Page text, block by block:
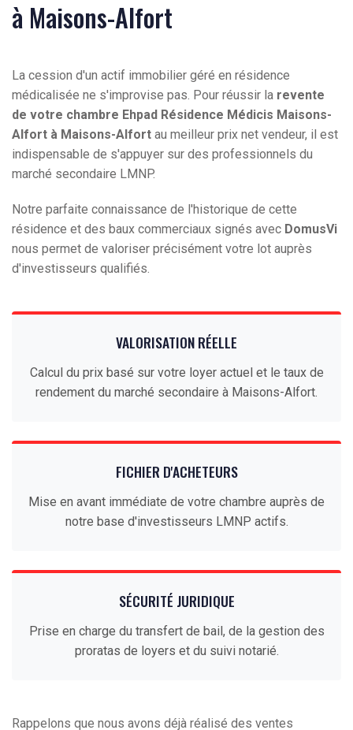
à Maisons-Alfort
La cession d'un actif immobilier géré en résidence
médicalisée ne s'improvise pas. Pour réussir la revente
de votre chambre Ehpad Résidence Médicis Maisons-
Alfort à Maisons-Alfort au meilleur prix net vendeur, il est
indispensable de s'appuyer sur des professionnels du
marché secondaire LMNP.
Notre parfaite connaissance de l'historique de cette
résidence et des baux commerciaux signés avec DomusVi
nous permet de valoriser précisément votre lot auprès
d'investisseurs qualifiés.
VALORISATION RÉELLE
Calcul du prix basé sur votre loyer actuel et le taux de
rendement du marché secondaire à Maisons-Alfort.
FICHIER D'ACHETEURS
Mise en avant immédiate de votre chambre auprès de
notre base d'investisseurs LMNP actifs.
SÉCURITÉ JURIDIQUE
Prise en charge du transfert de bail, de la gestion des
proratas de loyers et du suivi notarié.
Rappelons que nous avons déjà réalisé des ventes